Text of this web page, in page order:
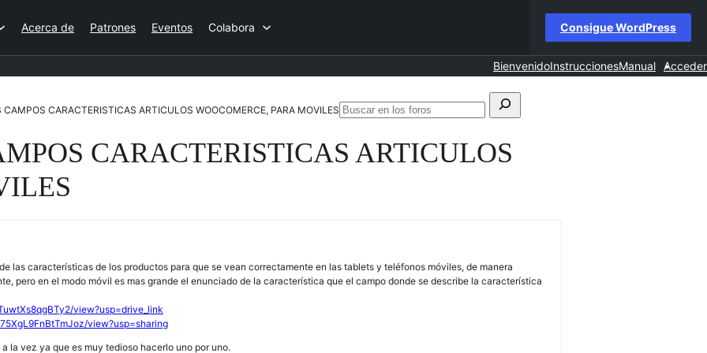
Acerca de Patrones Eventos Colabora Consigue WordPress
BienvenidoInstruccionesManual Acceder
CARACTERISTICAS ARTICULOS WOOCOMERCE, PARA MOVILESBuscar:
Buscar
los
foros
CARACTERISTICAS ARTICULOS
las características de los productos para que se vean correctamente en las tablets y teléfonos móviles, de manera
pero en el modo móvil es mas grande el enunciado de la característica que el campo donde se describe la característica
view?usp=drive_link
view?usp=sharing
la vez ya que es muy tedioso hacerlo uno por uno.